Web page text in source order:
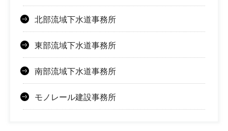
北部流域下水道事務所
東部流域下水道事務所
南部流域下水道事務所
モノレール建設事務所